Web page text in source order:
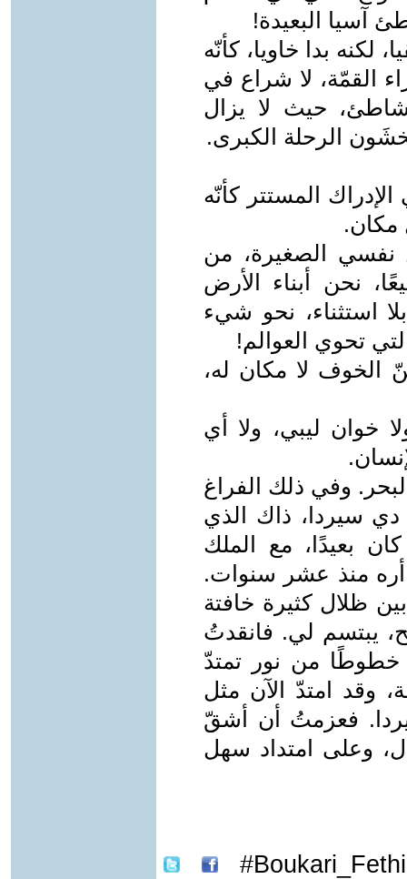
آسيا البعيدة!
لكنه بدا خاويا، كأنّه
القمّة، لا شراع في
حيث لا يزال
الرحلة الكبرى.
المستتر كأنّه
مكان.
نفسي الصغيرة، من
نحن أبناء الأرض
استثناء، نحو شيء
تحوي العوالم!
الخوف لا مكان له،
خوان ليبي، ولا أي
وفي ذلك الفراغ
دي سيردا، ذاك الذي
بعيدًا، مع الملك
أره منذ عشر سنوات.
ظلال كثيرة خافتة
يبتسم لي. فانقدتُ
خطوطًا من نور تمتدّ
وقد امتدّ الآن مثل
فعزمتُ أن أشقّ
وعلى امتداد سهل
Boukari_Fethi#